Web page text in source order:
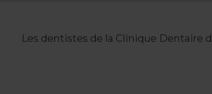
Les dentistes de la Clinique Dentaire